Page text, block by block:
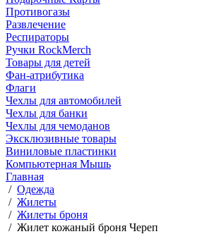
Противогазы
Развлечение
Респираторы
Ручки RockMerch
Товары для детей
Фан-атрибутика
Флаги
Чехлы для автомобилей
Чехлы для банки
Чехлы для чемоданов
Эксклюзивные товары
Виниловые пластинки
Компьютерная Мышь
Главная
/ Одежда
/ Жилеты
/ Жилеты броня
/ Жилет кожаный броня Череп